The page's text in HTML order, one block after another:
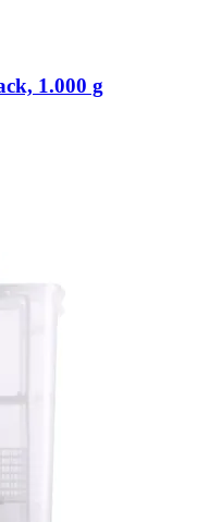
1.000 g